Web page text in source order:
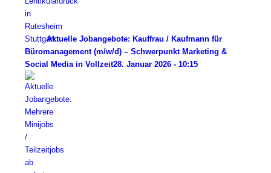
Aktuelle Jobangebote: Kauffrau / Kaufmann für
Büromanagement (m/w/d) – Schwerpunkt Marketing &
Social Media in Vollzeit28. Januar 2026 - 10:15